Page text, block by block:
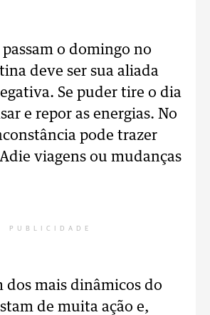
o domingo no
deve ser sua aliada
Se puder tire o dia
e repor as energias. No
pode trazer
viagens ou mudanças
PUBLICIDADE
dos mais dinâmicos do
de muita ação e,